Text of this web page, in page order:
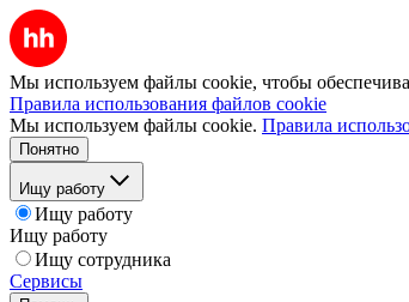
Мы используем файлы cookie, чтобы
Правила использования файлов cookie
Мы используем файлы cookie. Правила
Понятно
Ищу работу
Ищу работу
Ищу работу
Ищу сотрудника
Сервисы